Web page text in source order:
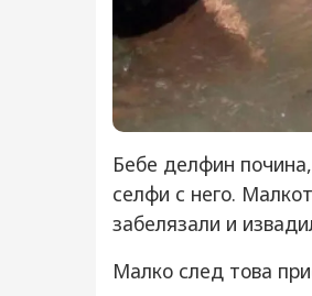
Бебе делфин
селфи с него.
забелязали и
Малко след това